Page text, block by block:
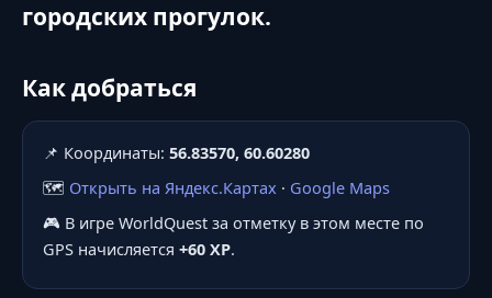
городских прогулок.
Как добраться
📌 Координаты: 56.83570, 60.60280
🗺️ Открыть на Яндекс.Картах · Google Maps
🎮 В игре WorldQuest за отметку в этом месте по
GPS начисляется +60 XP.